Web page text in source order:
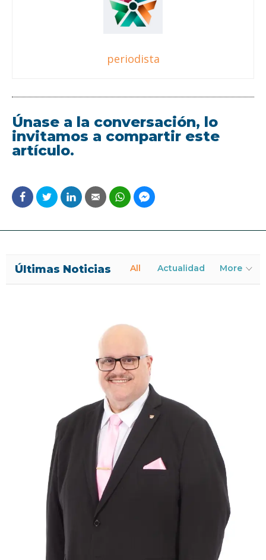
periodista
Únase a la conversación, lo
invitamos a compartir este
artículo.
Últimas Noticias All Actualidad More